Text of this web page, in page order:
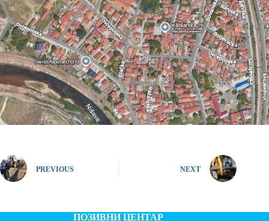
PREVIOUS NEXT
ПОЗИВНИ ЦЕНТАР